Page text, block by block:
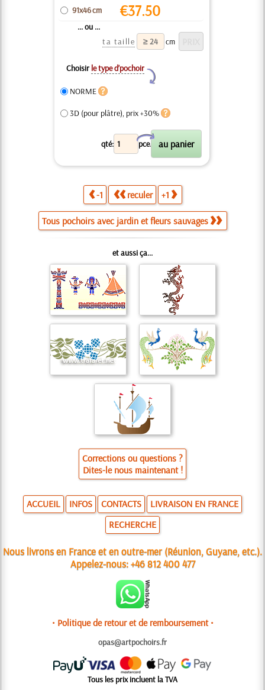
91x46 cm €37.50
... ou ...
ta taille
cm
Choisir le type d’pochoir
Y
NORME
3D (pour plâtre), prix +30%
qté: pce.
X
-1 reculer +1
Tous pochoirs avec jardin et fleurs sauvages
et aussi ça...
Corrections ou questions ?
Dites-le nous maintenant !
ACCUEIL INFOS CONTACTS
LIVRAISON EN FRANCE
RECHERCHE
Nous livrons en France et en outre-mer (Réunion, Guyane, etc.).
Appelez-nous:+46 812 400 477
• Politique de retour et de remboursement •
opas@artpochoirs.fr
Tous les prix incluent la TVA